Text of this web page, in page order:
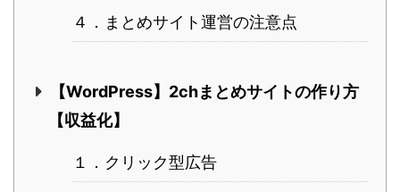
４．まとめサイト運営の注意点
【WordPress】2chまとめサイトの作り方
【収益化】
１．クリック型広告